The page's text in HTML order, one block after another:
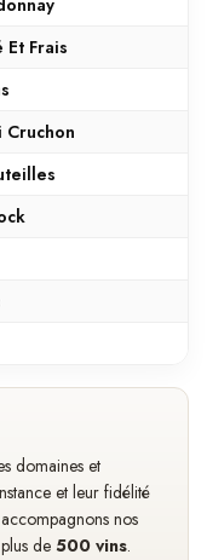
Et Frais
Cruchon
domaines et
et leur fidélité
nos
de 500 vins.